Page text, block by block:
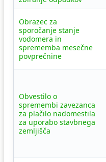
Obrazec za
sporočanje stanje
vodomera in
sprememba mesečne
povprečnine
Obvestilo o
spremembi zavezanca
za plačilo nadomestila
za uporabo stavbnega
zemljišča